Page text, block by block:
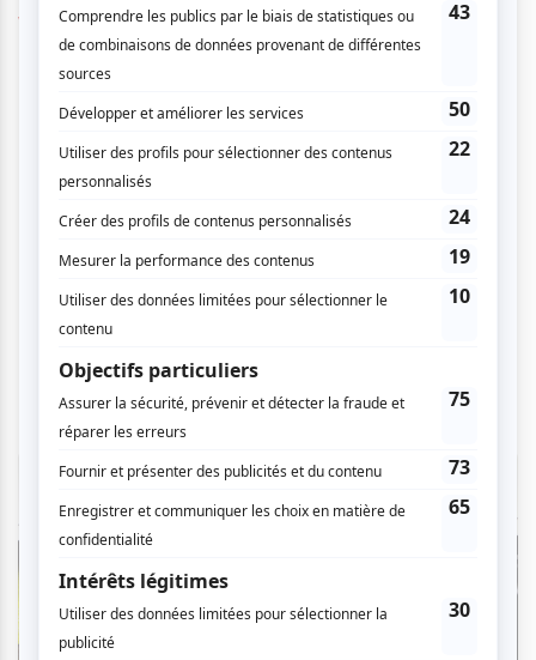
Voir l'article>